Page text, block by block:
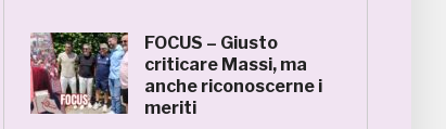
FOCUS – Giusto
criticare Massi, ma
anche riconoscerne i
meriti